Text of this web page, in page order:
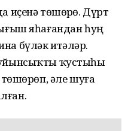
төшөрҙө. Дүрт
яһағандан һуң
бүләк итәләр.
ҡустыһы
әле шуға